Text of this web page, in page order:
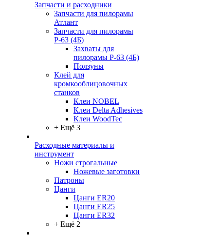
Запчасти и расходники
Запчасти для пилорамы
Атлант
Запчасти для пилорамы
Р-63 (4Б)
Захваты для
пилорамы Р-63 (4Б)
Ползуны
Клей для
кромкооблицовочных
станков
Клеи NOBEL
Клеи Delta Adhesives
Клеи WoodTec
+ Ещё 3
Расходные материалы и
инструмент
Ножи строгальные
Ножевые заготовки
Патроны
Цанги
Цанги ER20
Цанги ER25
Цанги ER32
+ Ещё 2